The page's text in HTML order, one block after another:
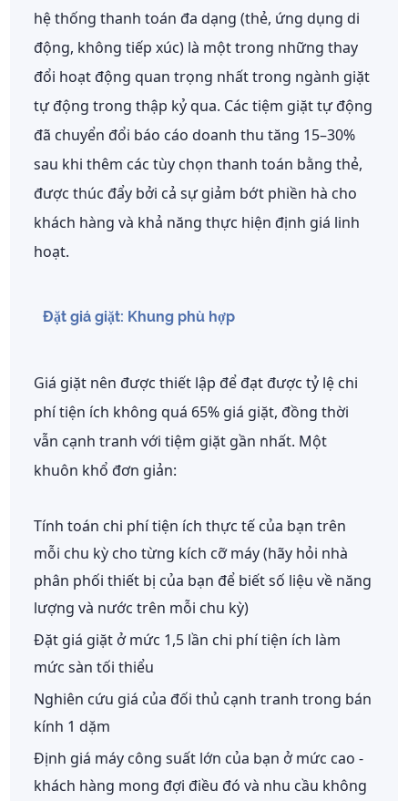
hệ thống thanh toán đa dạng (thẻ, ứng dụng di
động, không tiếp xúc) là một trong những thay
đổi hoạt động quan trọng nhất trong ngành giặt
tự động trong thập kỷ qua. Các tiệm giặt tự động
đã chuyển đổi báo cáodoanh thu tăng 15–30%
sau khi thêm các tùy chọn thanh toán bằng thẻ,
được thúc đẩy bởi cả sự giảm bớt phiền hà cho
khách hàng và khả năng thực hiện định giá linh
hoạt.
Đặt giá giặt: Khung phù hợp
Giá giặt nên được thiết lập để đạt được tỷ lệ chi
phí tiện ích không quá 65% giá giặt, đồng thời
vẫn cạnh tranh với tiệm giặt gần nhất. Một
khuôn khổ đơn giản:
Tính toán chi phí tiện ích thực tế của bạn trên
mỗi chu kỳ cho từng kích cỡ máy (hãy hỏi nhà
phân phối thiết bị của bạn để biết số liệu về năng
lượng và nước trên mỗi chu kỳ)
Đặt giá giặt ở mức 1,5 lần chi phí tiện ích làm
mức sàn tối thiểu
Nghiên cứu giá của đối thủ cạnh tranh trong bán
kính 1 dặm
Định giá máy công suất lớn của bạn ở mức cao -
khách hàng mong đợi điều đó và nhu cầu không